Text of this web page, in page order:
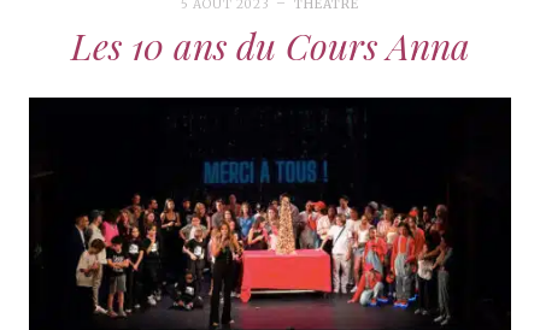
5 AOÛT 2023 THÉÂTRE
Les 10 ans du Cours Anna